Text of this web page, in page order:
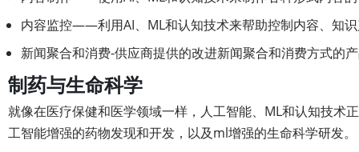
内容监控——利用AI、ML和认知技术来帮助控制内容、知
新闻聚合和消费-供应商提供的改进新闻聚合和消费方式的
制药与生命科学
就像在医疗保健和医学领域一样，人工智能、ML和认知技术
工智能增强的药物发现和开发，以及ml增强的生命科学研发。